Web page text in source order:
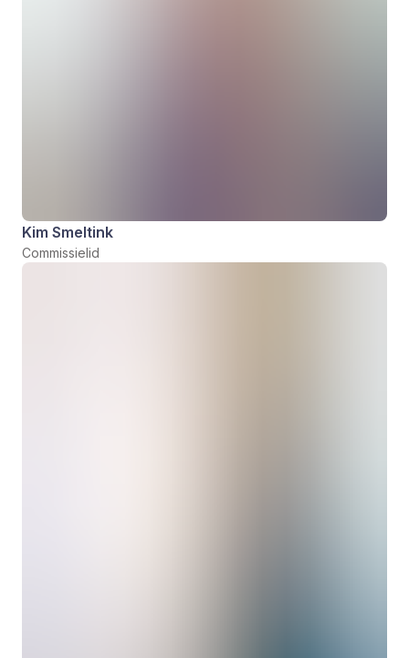
Kim Smeltink
Commissielid